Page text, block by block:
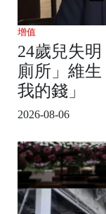
增值
24歲兒失
廁所」維
我的錢」
2026-08-06